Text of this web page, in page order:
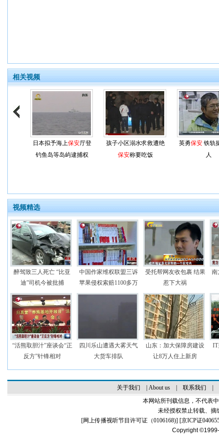
相关视频
日本拟予海上保安厅登
钓鱼岛等岛屿逮捕权
孩子小区溺水求救遭绝
保安称要吃饭
英勇保安铁轨
人
视频精选
醉驾致三人死亡 “比亚
迪”司机今被批捕
中国作家维权联盟三诉
苹果侵权索赔1100多万
受托帮网友收包裹 结果
惹下大祸
南
“活熊取胆汁”座谈会“正
反方”针锋相对
四川乐山遭遇大雾天气
大货车排队
山东：加大保障房建设
让8万人住上新房
IT
关于我们 About us| 联系我们
本网站所刊载信息，不代表
未经授权禁止转载、摘
[网上传播视听节目许可证（0106168)] [京ICP证
Copyright